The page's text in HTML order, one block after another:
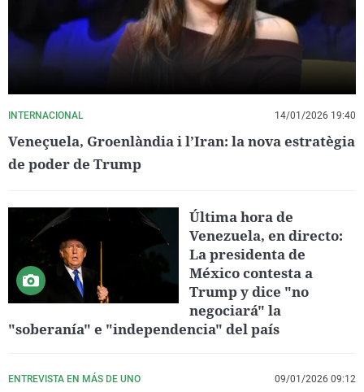
INTERNACIONAL 14/01/2026 19:40
Veneçuela, Groenlàndia i l’Iran: la nova estratègia
de poder de Trump
Última hora de
Venezuela, en directo:
La presidenta de
México contesta a
Trump y dice "no
negociará" la
"soberanía" e "independencia" del país
ENTREVISTA EN MÁS DE UNO 09/01/2026 09:12